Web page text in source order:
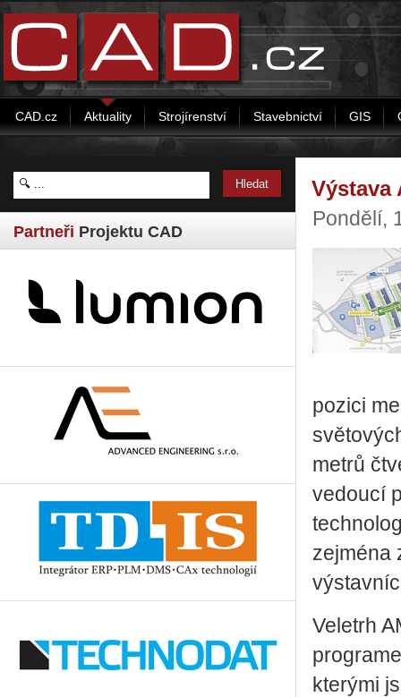
CAD.cz Aktuality Strojírenství Stavebnictví GIS
Partneři Projektu CAD
Výstava
Pondělí,
pozici
metrů
vedoucí
zejména
Veletrh
kterými